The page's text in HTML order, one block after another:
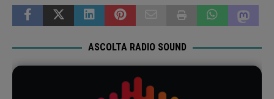
ASCOLTA RADIO SOUND